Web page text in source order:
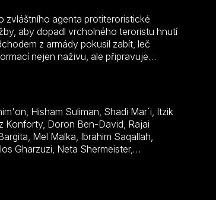
zvláštního agenta protiteroristické
aby dopadl vrcholného teroristu hnutí
z armády pokusil zabít, leč
nejen naživu, ale připravuje